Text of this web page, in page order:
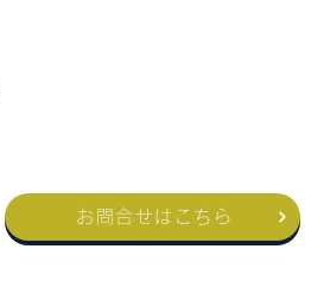
お問合せはこちら